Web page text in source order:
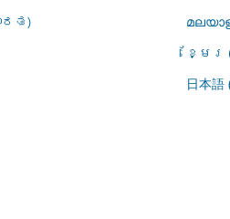
ខ្មែរ
日本語